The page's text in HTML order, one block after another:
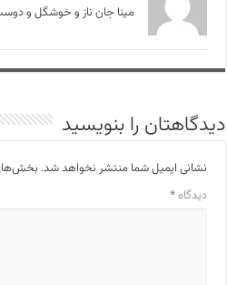
مینا جان ناز و خوشگل و
دیدگاهتان را بنویسید
نشانی ایمیل شما منتشر نخواهد شد.
دیدگاه*